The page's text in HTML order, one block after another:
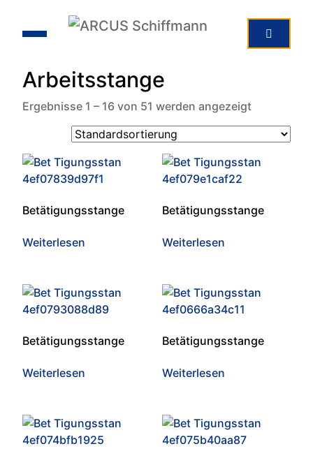
Arbeitsstange
Ergebnisse 1 – 16 von 51 werden angezeigt
Betätigungsstange
Weiterlesen
Betätigungsstange
Weiterlesen
Betätigungsstange
Weiterlesen
Betätigungsstange
Weiterlesen